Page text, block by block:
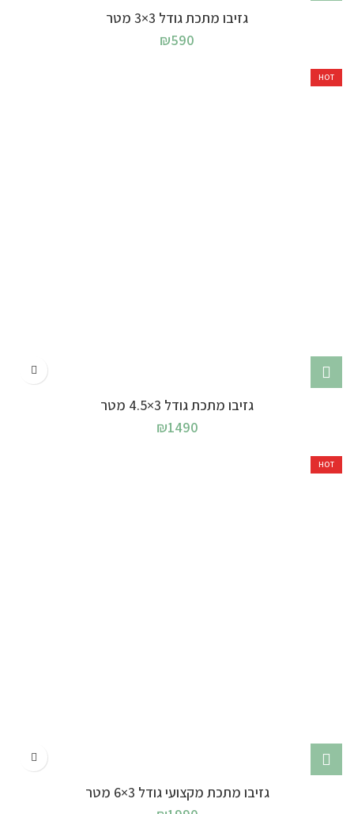
גזיבו מתכת גודל 3×3 מטר
₪590
HOT
גזיבו מתכת גודל 3×4.5 מטר
₪1490
HOT
גזיבו מתכת מקצועי גודל 3×6 מטר